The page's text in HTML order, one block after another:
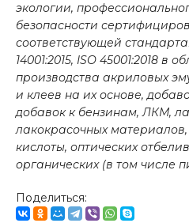
экологии,
безопасности
соответствующей
14001:2015, ISO 45001:2018 в
производства акриловых
и клеев на их основе,
добавок к бензинам, ЛКМ,
лакокрасочных
кислоты, оптических
органических (в том числе
Поделиться: